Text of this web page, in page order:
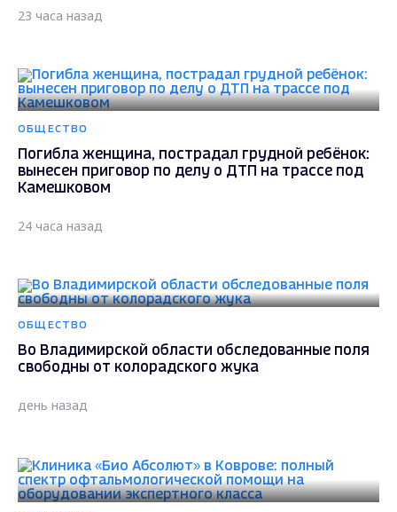
23 часа назад
ОБЩЕСТВО
Погибла женщина, пострадал грудной ребёнок:
вынесен приговор по делу о ДТП на трассе под
Камешковом
24 часа назад
ОБЩЕСТВО
Во Владимирской области обследованные поля
свободны от колорадского жука
день назад